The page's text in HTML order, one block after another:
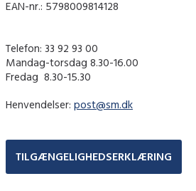
EAN-nr.: 5798009814128
Telefon: 33 92 93 00
Mandag-torsdag 8.30-16.00
Fredag ​ 8.30-15.30
Henvendelser: post@sm.dk
TILGÆNGELIGHEDSERKLÆRING